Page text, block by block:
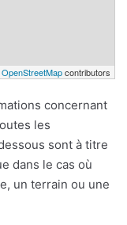
OpenStreetMapcontributors
concernant
les
sont à titre
dans le cas où
un terrain ou une